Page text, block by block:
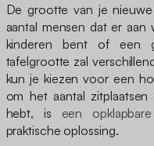
De grootte van je
aantal mensen dat er
kinderen bent of een
tafelgrootte zal
kun je kiezen voor een
om het aantal
hebt, is een
praktische oplossing.